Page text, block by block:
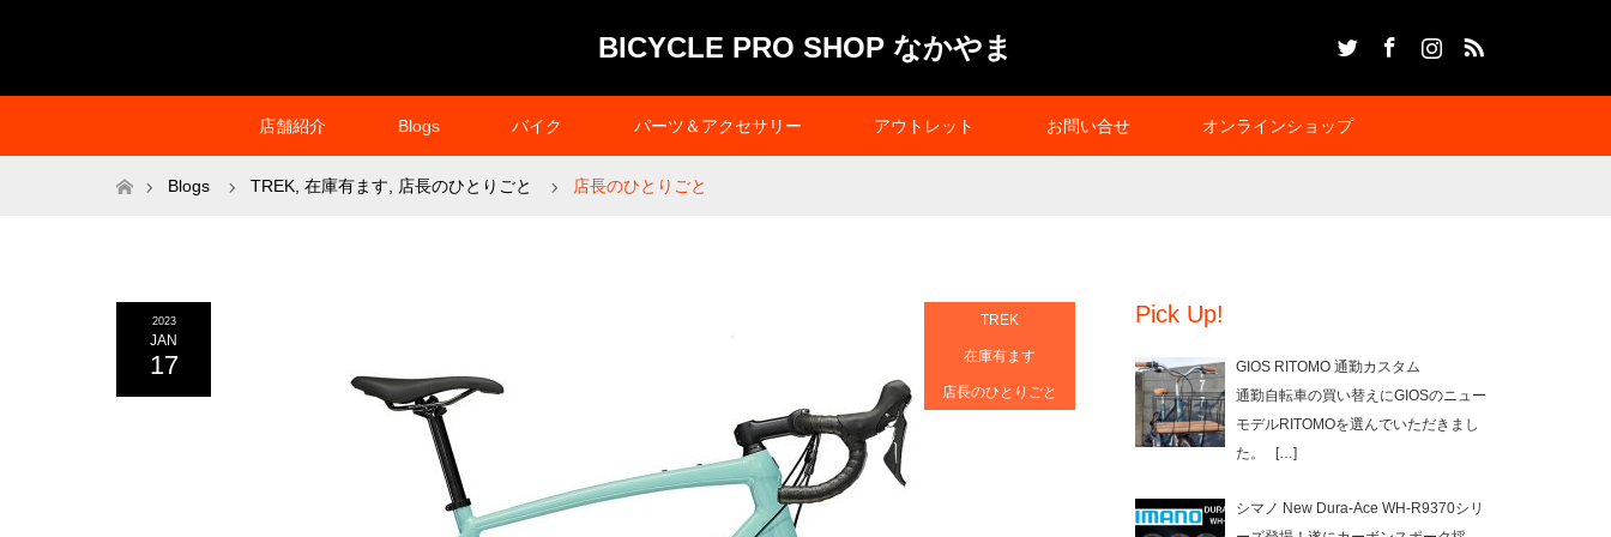
BICYCLE PRO SHOP なかやま
店舗紹介 Blogs バイク パーツ＆アクセサリー アウトレット お問い合せ オンラインショップ
ホームBlogs TREK 在庫有ます 店長のひとりごと 店長のひとりごと
2023
JAN
17
TREK
在庫有ます
店長のひとりごと
Pick Up!
GIOS RITOMO 通勤カスタム
通勤自転車の買い替えにGIOSのニュー
モデルRITOMOを選んでいただきまし
た。
[…]
シマノ New Dura-Ace WH-R9370シリ